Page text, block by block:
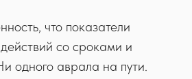
что показатели
со сроками и
одного аврала на пути.